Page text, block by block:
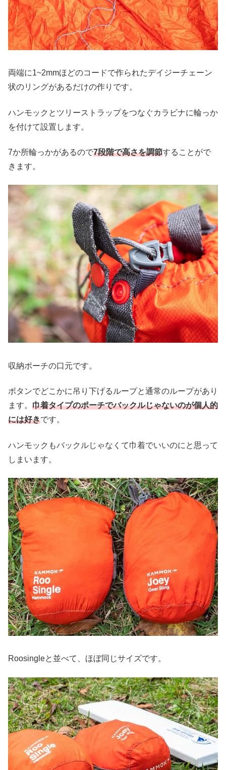
両端に1~2mmほどのコードで作られたデイジーチェーン
状のリングがあるだけの作りです。
ハンモックとツリーストラップをつなぐカラビナに輪っか
を付けて設置します。
7か所輪っかがあるので7段階で高さを調節することがで
きます。
収納ポーチの口元です。
ボタンでどこかに吊り下げるループと通常のループがあり
ます。 巾着タイプのポーチでバックルじゃないのが個人的
には好きです。
ハンモックもバックルじゃなくて巾着でいいのにと思って
しまいます。
Roosingleと並べて、ほぼ同じサイズです。